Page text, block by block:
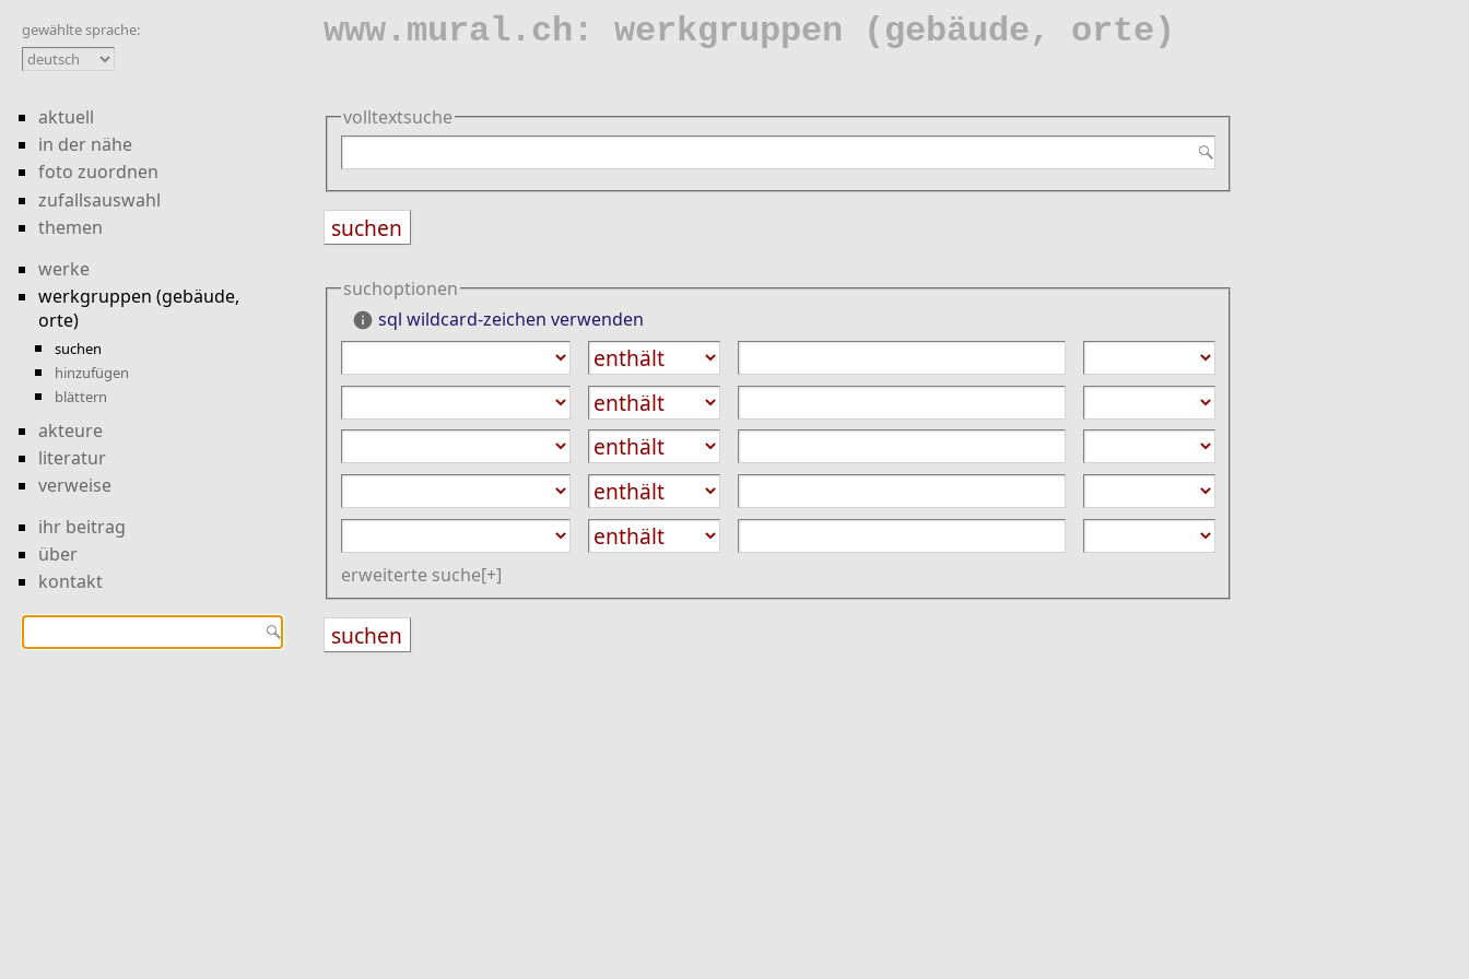
www.mural.ch: werkgruppen (gebäude, orte)
gewählte sprache:
aktuell
in der nähe
foto zuordnen
zufallsauswahl
themen
werke
werkgruppen (gebäude,
orte)
suchen
hinzufügen
blättern
akteure
literatur
verweise
ihr beitrag
über
kontakt
volltextsuche
suchoptionen
info sql wildcard-zeichen verwenden
erweiterte suche